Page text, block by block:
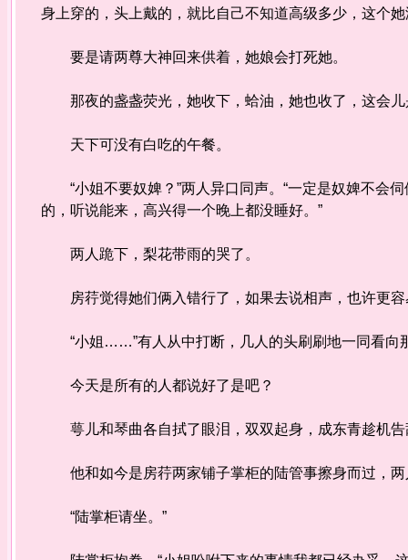
身上穿的，头上戴的，就比自己不知道高级多少，这个
要是请两尊大神回来供着，她娘会打死她。
那夜的盏盏荧光，她收下，蛤油，她也收了，这会儿
天下可没有白吃的午餐。
“小姐不要奴婢？”两人异口同声。“一定是奴婢不会
的，听说能来，高兴得一个晚上都没睡好。”
两人跪下，梨花带雨的哭了。
房荇觉得她们俩入错行了，如果去说相声，也许更容
“小姐……”有人从中打断，几人的头刷刷地一同看向那
今天是所有的人都说好了是吧？
萼儿和琴曲各自拭了眼泪，双双起身，成东青趁机告
他和如今是房荇两家铺子掌柜的陆管事擦身而过，两
“陆掌柜请坐。”